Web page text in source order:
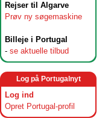
Rejser til Algarve
Prøv ny søgemaskine
Billeje i Portugal
- se aktuelle tilbud
Log på Portugalnyt
Log ind
Opret Portugal-profil